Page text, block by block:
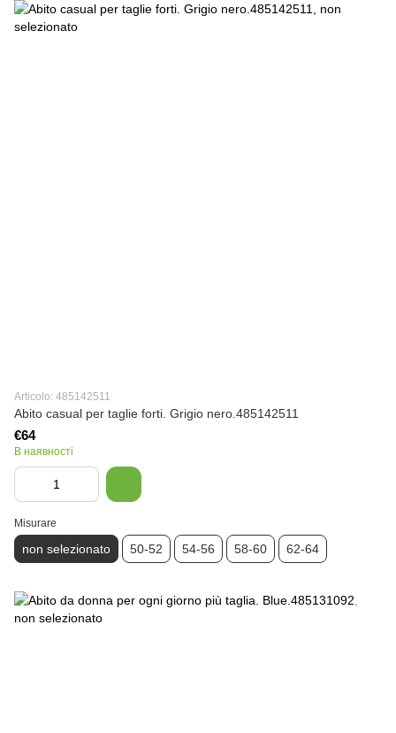
Articolo: 485142511
Abito casual per taglie forti. Grigio nero.485142511
€64
В наявності
Misurare
non selezionato 50-52 54-56 58-60 62-64